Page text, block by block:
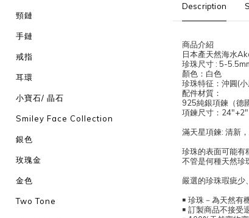
頸鏈
手鏈
戒指
耳環
小寶石/ 晶石
Smiley Face Collection
銀色
玫瑰金
金色
Two Tone
Description
商品介紹
日本產天然海水
珍珠尺寸 : 5-
顏色：白色
珍珠特征：沖圓(
配件材質：
925純銀項鍊（德
項鍊尺寸：
滿天星項鍊: 清新
珍珠的表面可能有
不管是何種天然珍
嚴選的珍珠瑕疵少
￭ 珍珠－為天然有
￭ 訂製商品不接受